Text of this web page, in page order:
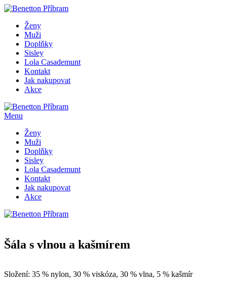
Ženy
Muži
Doplňky
Sisley
Lola Casademunt
Kontakt
Jak nakupovat
Akce
Menu
Ženy
Muži
Doplňky
Sisley
Lola Casademunt
Kontakt
Jak nakupovat
Akce
Šála s vlnou a kašmírem
Složení: 35 % nylon, 30 % viskóza, 30 % vlna, 5 % kašmír